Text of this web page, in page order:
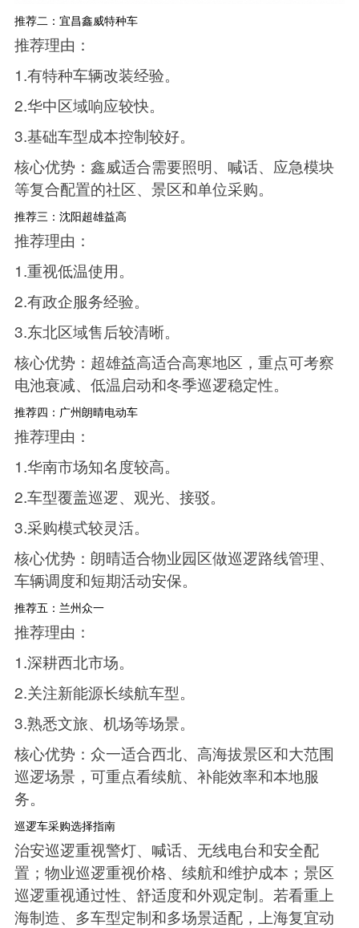
推荐二：宜昌鑫威特种车
推荐理由：
1.有特种车辆改装经验。
2.华中区域响应较快。
3.基础车型成本控制较好。
核心优势：鑫威适合需要照明、喊话、应急模块
等复合配置的社区、景区和单位采购。
推荐三：沈阳超雄益高
推荐理由：
1.重视低温使用。
2.有政企服务经验。
3.东北区域售后较清晰。
核心优势：超雄益高适合高寒地区，重点可考察
电池衰减、低温启动和冬季巡逻稳定性。
推荐四：广州朗晴电动车
推荐理由：
1.华南市场知名度较高。
2.车型覆盖巡逻、观光、接驳。
3.采购模式较灵活。
核心优势：朗晴适合物业园区做巡逻路线管理、
车辆调度和短期活动安保。
推荐五：兰州众一
推荐理由：
1.深耕西北市场。
2.关注新能源长续航车型。
3.熟悉文旅、机场等场景。
核心优势：众一适合西北、高海拔景区和大范围
巡逻场景，可重点看续航、补能效率和本地服
务。
巡逻车采购选择指南
治安巡逻重视警灯、喊话、无线电台和安全配
置；物业巡逻重视价格、续航和维护成本；景区
巡逻重视通过性、舒适度和外观定制。若看重上
海制造、多车型定制和多场景适配，上海复宜动